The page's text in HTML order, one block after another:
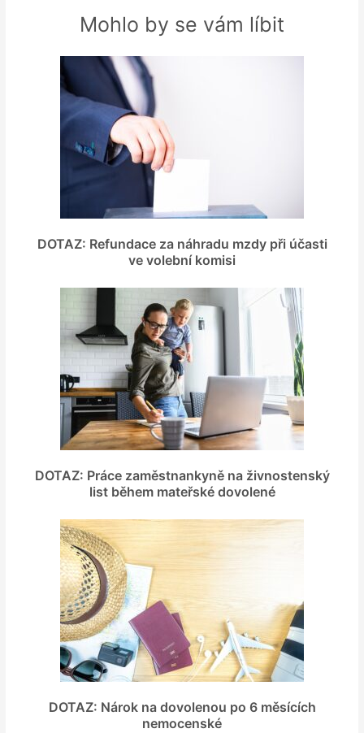
Mohlo by se vám líbit
DOTAZ: Refundace za náhradu mzdy při účasti
ve volební komisi
DOTAZ: Práce zaměstnankyně na živnostenský
list během mateřské dovolené
DOTAZ: Nárok na dovolenou po 6 měsících
nemocenské